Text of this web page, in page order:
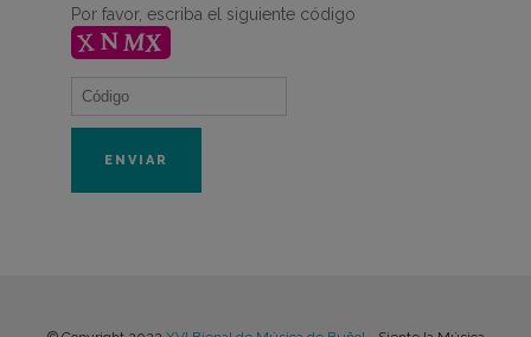
Por favor, escriba el siguiente código